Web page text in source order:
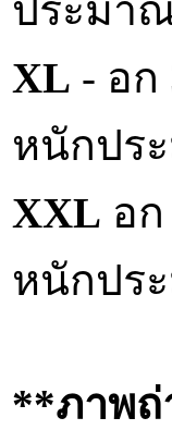
ประมา
XL - อก
หนักปร
XXL อ
หนักปร
**ภาพถ่